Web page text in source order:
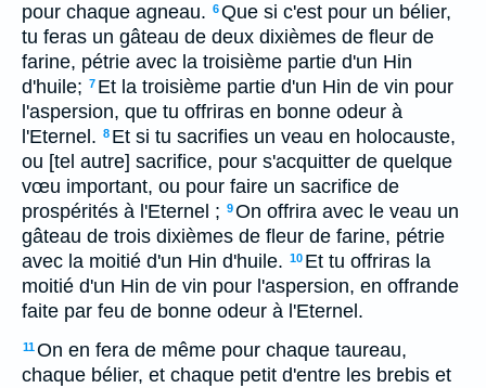
pour chaque agneau. 6Que si c'est pour un bélier,
tu feras un gâteau de deux dixièmes de fleur de
farine, pétrie avec la troisième partie d'un Hin
d'huile; 7 Et la troisième partie d'un Hin de vin pour
l'aspersion, que tu offriras en bonne odeur à
l'Eternel. 8 Et si tu sacrifies un veau en holocauste,
ou [tel autre] sacrifice, pour s'acquitter de quelque
vœu important, ou pour faire un sacrifice de
prospérités à l'Eternel ; 9On offrira avec le veau un
gâteau de trois dixièmes de fleur de farine, pétrie
avec la moitié d'un Hin d'huile. 10 Et tu offriras la
moitié d'un Hin de vin pour l'aspersion, en offrande
faite par feu de bonne odeur à l'Eternel.
11On en fera de même pour chaque taureau,
chaque bélier, et chaque petit d'entre les brebis et